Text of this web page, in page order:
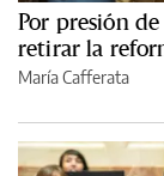
Por presión
retirar la
María Cafferata